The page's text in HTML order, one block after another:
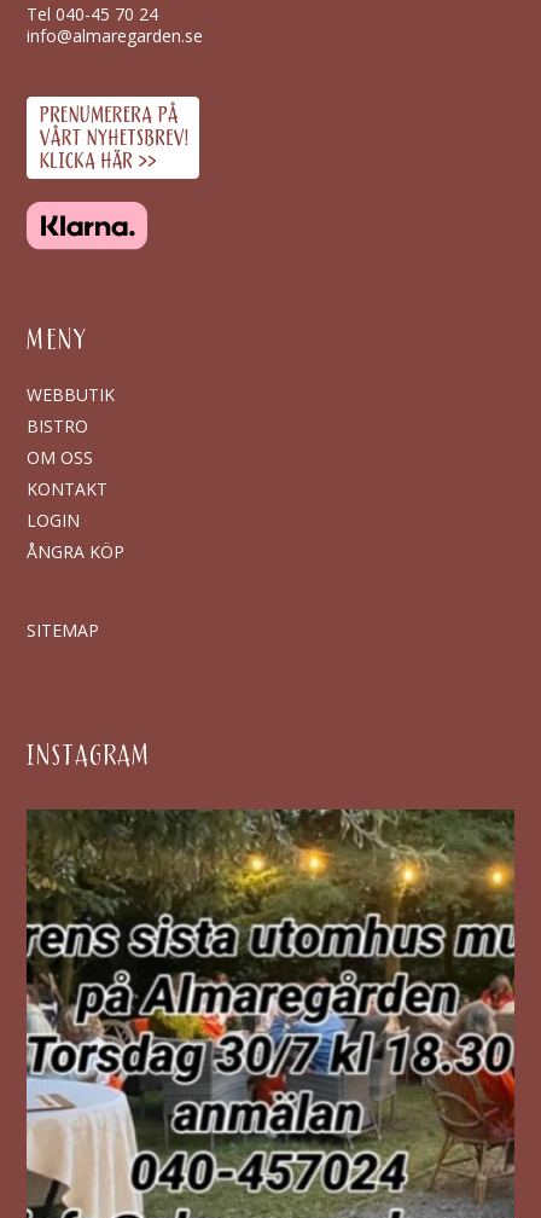
Tel040-45 70 24
info@almaregarden.se
MENY
WEBBUTIK
BISTRO
OM OSS
KONTAKT
LOGIN
ÅNGRA KÖP
SITEMAP
INSTAGRAM